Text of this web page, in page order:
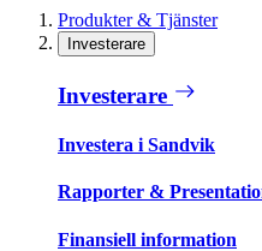
Produkter & Tjänster
Investerare
Investerare
Investera i Sandvik
Rapporter &
Finansiell information